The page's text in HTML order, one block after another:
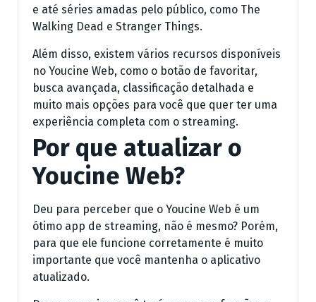
e até séries amadas pelo público, como The
Walking Dead e Stranger Things.
Além disso, existem vários recursos disponíveis
no Youcine Web, como o botão de favoritar,
busca avançada, classificação detalhada e
muito mais opções para você que quer ter uma
experiência completa com o streaming.
Por que atualizar o
Youcine Web?
Deu para perceber que o Youcine Web é um
ótimo app de streaming, não é mesmo? Porém,
para que ele funcione corretamente é muito
importante que você mantenha o aplicativo
atualizado.